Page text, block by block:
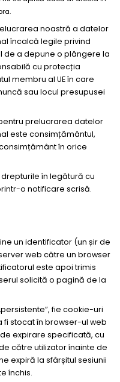
noastră a datelor
încalcă legile privind
a depune o plângere la
cu protecția
membru al UE în care
sau locul presupusei
prelucrarea datelor
este consimțământul,
în orice
în legătură cu
o notificare scrisă.
un identificator (un șir de
web către un browser
este apoi trimis
solicită o pagină de la
fie cookie-uri
fi stocat în browser-ul web
expirare specificată, cu
către utilizator înainte de
expiră la sfârșitul sesiunii
închis.